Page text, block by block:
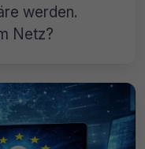
werden.
Netz?